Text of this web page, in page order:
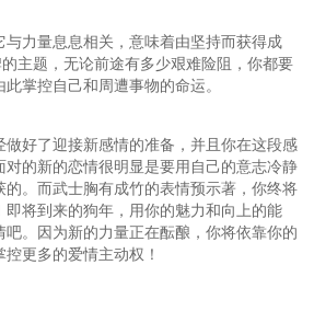
与力量息息相关，意味着由坚持而获得成
主题，无论前途有多少艰难险阻，你都要
掌控自己和周遭事物的命运。
做好了迎接新感情的准备，并且你在这段感
对的新的恋情很明显是要用自己的意志冷静
的。而武士胸有成竹的表情预示著，你终将
即将到来的狗年，用你的魅力和向上的能
。因为新的力量正在酝酿，你将依靠你的
更多的爱情主动权！